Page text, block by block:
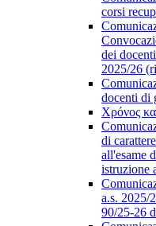
corsi
dei
2025/26
docenti di
Χρόνος
di
all'esame
istruzione
a.s. 2025/
90/25-26